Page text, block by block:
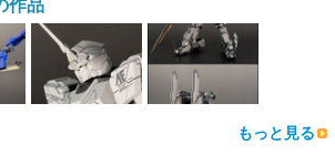
作品
もっと見る